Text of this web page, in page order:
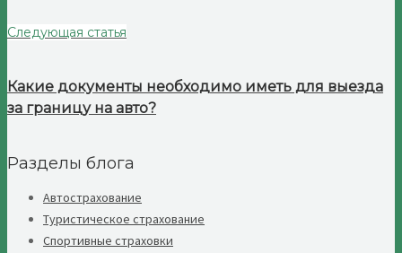
Следующая статья
Какие документы необходимо иметь для выезда
за границу на авто?
Разделы блога
Автострахование
Туристическое страхование
Спортивные страховки